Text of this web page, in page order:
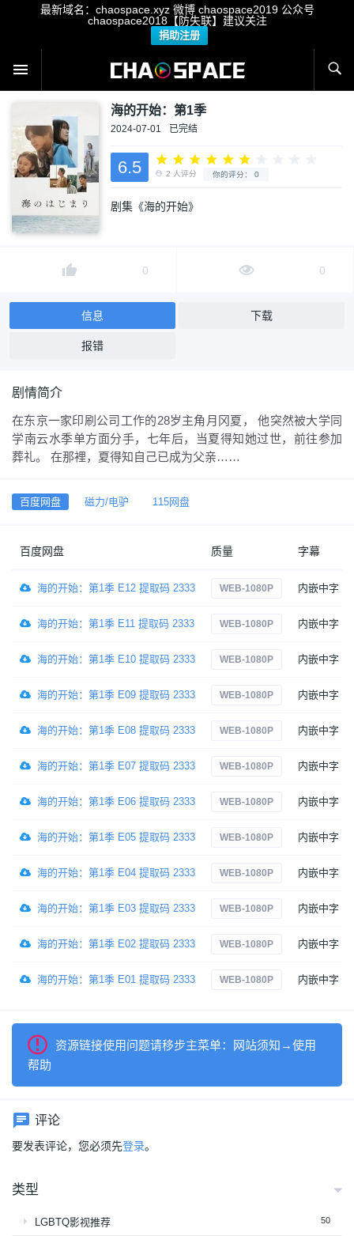
最新域名：chaospace.xyz 微博 chaospace2019 公众号
chaospace2018【防失联】建议关注
捐助注册
海的开始：第1季
2024-07-01 已完结
6.5
剧集《海的开始》
0 0
信息 下载
报错
剧情简介
在东京一家印刷公司工作的28岁主角月冈夏， 他突然被大学同
学南云水季单方面分手，七年后，当夏得知她过世，前往参加
葬礼。 在那裡，夏得知自己已成为父亲……
百度网盘 磁力/电驴 115网盘
百度网盘 质量 字幕
海的开始：第1季 E12 提取码 2333 WEB-1080P 内嵌中字
海的开始：第1季 E11 提取码 2333 WEB-1080P 内嵌中字
海的开始：第1季 E10 提取码 2333 WEB-1080P 内嵌中字
海的开始：第1季 E09 提取码 2333 WEB-1080P 内嵌中字
海的开始：第1季 E08 提取码 2333 WEB-1080P 内嵌中字
海的开始：第1季 E07 提取码 2333 WEB-1080P 内嵌中字
海的开始：第1季 E06 提取码 2333 WEB-1080P 内嵌中字
海的开始：第1季 E05 提取码 2333 WEB-1080P 内嵌中字
海的开始：第1季 E04 提取码 2333 WEB-1080P 内嵌中字
海的开始：第1季 E03 提取码 2333 WEB-1080P 内嵌中字
海的开始：第1季 E02 提取码 2333 WEB-1080P 内嵌中字
海的开始：第1季 E01 提取码 2333 WEB-1080P 内嵌中字
资源链接使用问题请移步主菜单：网站须知→使用
帮助
评论
要发表评论，您必须先登录。
类型
LGBTQ影视推荐 50